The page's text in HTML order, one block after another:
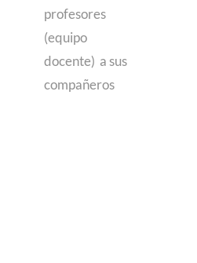
profesores
(equipo
docente) a sus
compañeros